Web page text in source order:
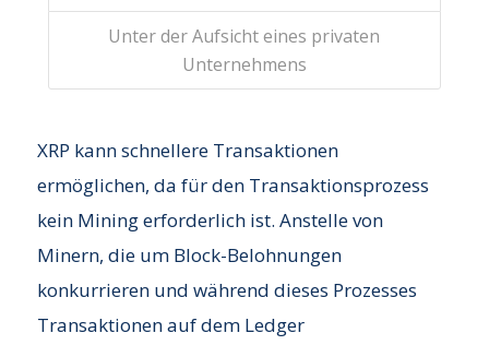
Unter der Aufsicht eines privaten
Unternehmens
XRP kann schnellere Transaktionen
ermöglichen, da für den Transaktionsprozess
kein Mining erforderlich ist. Anstelle von
Minern, die um Block-Belohnungen
konkurrieren und während dieses Prozesses
Transaktionen auf dem Ledger